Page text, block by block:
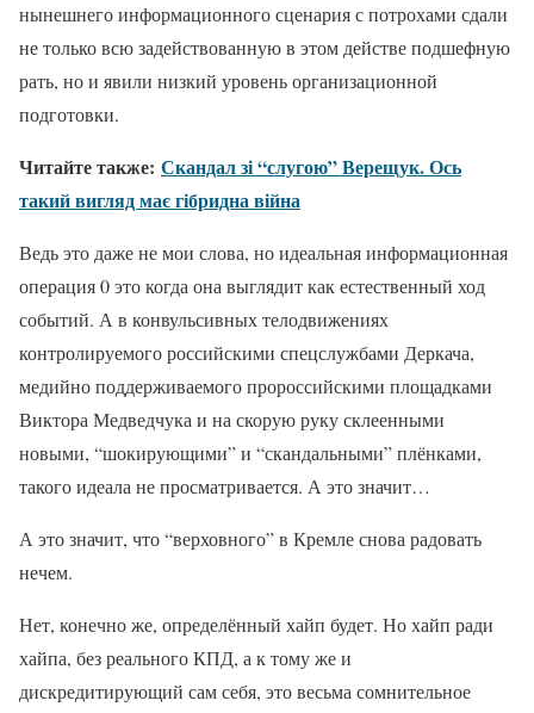
нынешнего информационного сценария с потрохами сдали
не только всю задействованную в этом действе подшефную
рать, но и явили низкий уровень организационной
подготовки.
Читайте также: Скандал зі “слугою” Верещук. Ось
такий вигляд має гібридна війна
Ведь это даже не мои слова, но идеальная информационная
операция 0 это когда она выглядит как естественный ход
событий. А в конвульсивных телодвижениях
контролируемого российскими спецслужбами Деркача,
медийно поддерживаемого пророссийскими площадками
Виктора Медведчука и на скорую руку склеенными
новыми, “шокирующими” и “скандальными” плёнками,
такого идеала не просматривается. А это значит…
А это значит, что “верховного” в Кремле снова радовать
нечем.
Нет, конечно же, определённый хайп будет. Но хайп ради
хайпа, без реального КПД, а к тому же и
дискредитирующий сам себя, это весьма сомнительное